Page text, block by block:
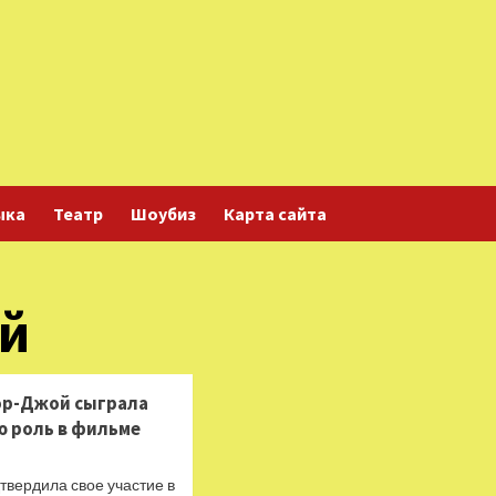
Театр Шоубиз Карта сайта
Джой сыграла
роль в фильме
свое участие в